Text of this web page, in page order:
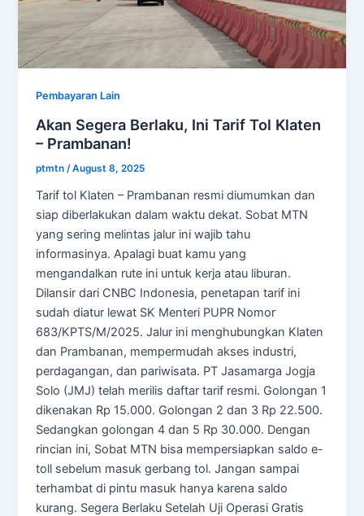
Pembayaran Lain
Akan Segera Berlaku, Ini Tarif Tol Klaten
– Prambanan!
ptmtn/August 8, 2025
Tarif tol Klaten – Prambanan resmi diumumkan dan
siap diberlakukan dalam waktu dekat. Sobat MTN
yang sering melintas jalur ini wajib tahu
informasinya. Apalagi buat kamu yang
mengandalkan rute ini untuk kerja atau liburan.
Dilansir dari CNBC Indonesia, penetapan tarif ini
sudah diatur lewat SK Menteri PUPR Nomor
683/KPTS/M/2025. Jalur ini menghubungkan Klaten
dan Prambanan, mempermudah akses industri,
perdagangan, dan pariwisata. PT Jasamarga Jogja
Solo (JMJ) telah merilis daftar tarif resmi. Golongan 1
dikenakan Rp 15.000. Golongan 2 dan 3 Rp 22.500.
Sedangkan golongan 4 dan 5 Rp 30.000. Dengan
rincian ini, Sobat MTN bisa mempersiapkan saldo e-
toll sebelum masuk gerbang tol. Jangan sampai
terhambat di pintu masuk hanya karena saldo
kurang. Segera Berlaku Setelah Uji Operasi Gratis